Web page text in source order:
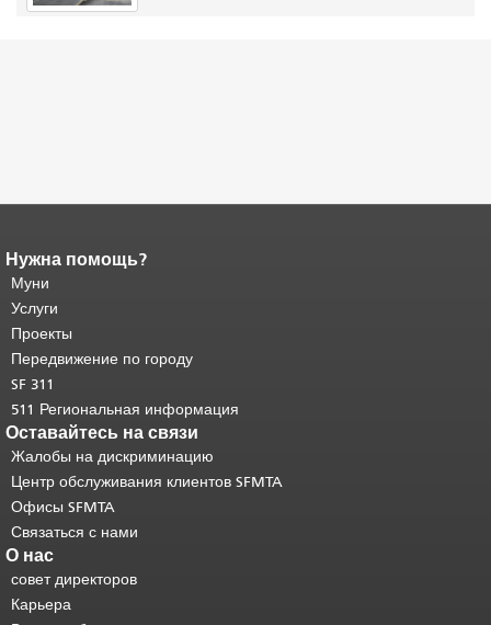
Конец содержимого
страницы.
страницы повторяется на каждой
странице.
основного содержимого .
Нужна помощь?
Муни
Услуги
Проекты
Передвижение по городу
SF 311
511 Региональная информация
Оставайтесь на связи
Жалобы на дискриминацию
Центр обслуживания клиентов SFMTA
Офисы SFMTA
Связаться с нами
О нас
совет директоров
Карьера